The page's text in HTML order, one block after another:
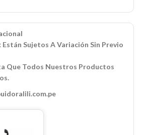
Están Sujetos A Variación Sin Previo
Que Todos Nuestros Productos